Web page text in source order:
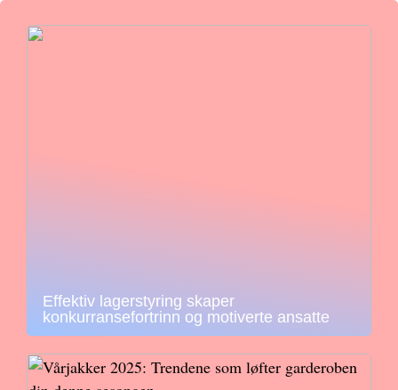
Effektiv lagerstyring skaper
konkurransefortrinn og motiverte ansatte